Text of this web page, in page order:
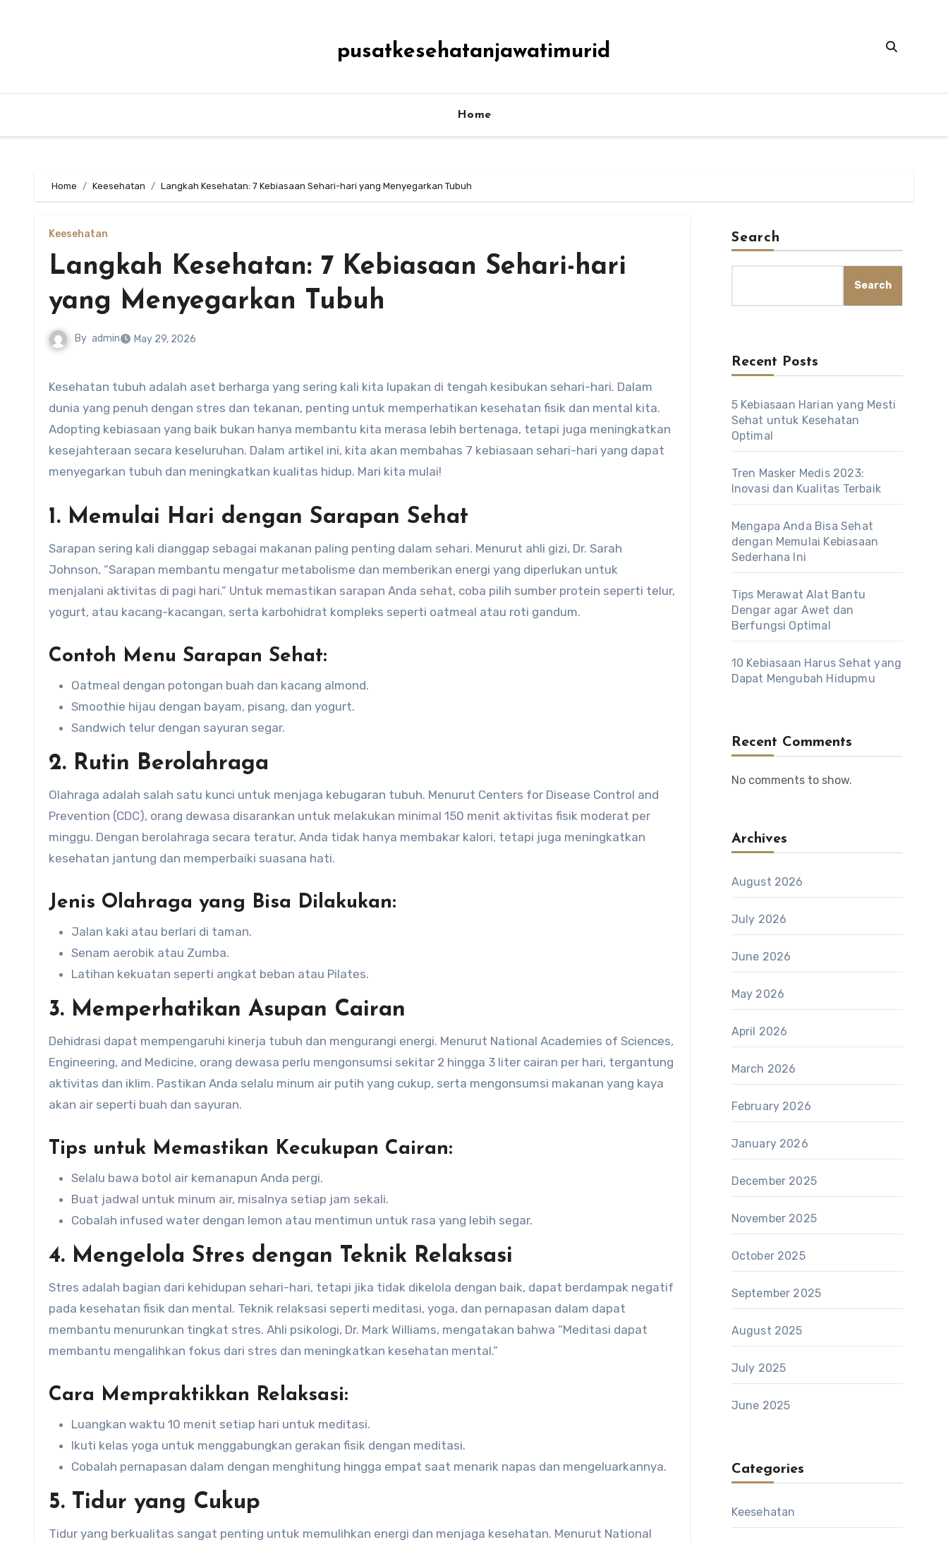
pusatkesehatanjawatimurid
Home
Home Keesehatan Langkah Kesehatan: 7 Kebiasaan Sehari-hari yang Menyegarkan Tubuh
Keesehatan
Langkah Kesehatan: 7 Kebiasaan Sehari-hari
yang Menyegarkan Tubuh
By admin May 29, 2026
Kesehatan tubuh adalah aset berharga yang sering kali kita lupakan di tengah kesibukan sehari-hari. Dalam
dunia yang penuh dengan stres dan tekanan, penting untuk memperhatikan kesehatan fisik dan mental kita.
Adopting kebiasaan yang baik bukan hanya membantu kita merasa lebih bertenaga, tetapi juga meningkatkan
kesejahteraan secara keseluruhan. Dalam artikel ini, kita akan membahas 7 kebiasaan sehari-hari yang dapat
menyegarkan tubuh dan meningkatkan kualitas hidup. Mari kita mulai!
1. Memulai Hari dengan Sarapan Sehat
Sarapan sering kali dianggap sebagai makanan paling penting dalam sehari. Menurut ahli gizi, Dr. Sarah
Johnson, “Sarapan membantu mengatur metabolisme dan memberikan energi yang diperlukan untuk
menjalani aktivitas di pagi hari.” Untuk memastikan sarapan Anda sehat, coba pilih sumber protein seperti telur,
yogurt, atau kacang-kacangan, serta karbohidrat kompleks seperti oatmeal atau roti gandum.
Contoh Menu Sarapan Sehat:
Oatmeal dengan potongan buah dan kacang almond.
Smoothie hijau dengan bayam, pisang, dan yogurt.
Sandwich telur dengan sayuran segar.
2. Rutin Berolahraga
Olahraga adalah salah satu kunci untuk menjaga kebugaran tubuh. Menurut Centers for Disease Control and
Prevention (CDC), orang dewasa disarankan untuk melakukan minimal 150 menit aktivitas fisik moderat per
minggu. Dengan berolahraga secara teratur, Anda tidak hanya membakar kalori, tetapi juga meningkatkan
kesehatan jantung dan memperbaiki suasana hati.
Jenis Olahraga yang Bisa Dilakukan:
Jalan kaki atau berlari di taman.
Senam aerobik atau Zumba.
Latihan kekuatan seperti angkat beban atau Pilates.
3. Memperhatikan Asupan Cairan
Dehidrasi dapat mempengaruhi kinerja tubuh dan mengurangi energi. Menurut National Academies of Sciences,
Engineering, and Medicine, orang dewasa perlu mengonsumsi sekitar 2 hingga 3 liter cairan per hari, tergantung
aktivitas dan iklim. Pastikan Anda selalu minum air putih yang cukup, serta mengonsumsi makanan yang kaya
akan air seperti buah dan sayuran.
Tips untuk Memastikan Kecukupan Cairan:
Selalu bawa botol air kemanapun Anda pergi.
Buat jadwal untuk minum air, misalnya setiap jam sekali.
Cobalah infused water dengan lemon atau mentimun untuk rasa yang lebih segar.
4. Mengelola Stres dengan Teknik Relaksasi
Stres adalah bagian dari kehidupan sehari-hari, tetapi jika tidak dikelola dengan baik, dapat berdampak negatif
pada kesehatan fisik dan mental. Teknik relaksasi seperti meditasi, yoga, dan pernapasan dalam dapat
membantu menurunkan tingkat stres. Ahli psikologi, Dr. Mark Williams, mengatakan bahwa “Meditasi dapat
membantu mengalihkan fokus dari stres dan meningkatkan kesehatan mental.”
Cara Mempraktikkan Relaksasi:
Luangkan waktu 10 menit setiap hari untuk meditasi.
Ikuti kelas yoga untuk menggabungkan gerakan fisik dengan meditasi.
Cobalah pernapasan dalam dengan menghitung hingga empat saat menarik napas dan mengeluarkannya.
5. Tidur yang Cukup
Tidur yang berkualitas sangat penting untuk memulihkan energi dan menjaga kesehatan. Menurut National
Search
Search
Recent Posts
5 Kebiasaan Harian yang Mesti
Sehat untuk Kesehatan
Optimal
Tren Masker Medis 2023:
Inovasi dan Kualitas Terbaik
Mengapa Anda Bisa Sehat
dengan Memulai Kebiasaan
Sederhana Ini
Tips Merawat Alat Bantu
Dengar agar Awet dan
Berfungsi Optimal
10 Kebiasaan Harus Sehat yang
Dapat Mengubah Hidupmu
Recent Comments
No comments to show.
Archives
August 2026
July 2026
June 2026
May 2026
April 2026
March 2026
February 2026
January 2026
December 2025
November 2025
October 2025
September 2025
August 2025
July 2025
June 2025
Categories
Keesehatan